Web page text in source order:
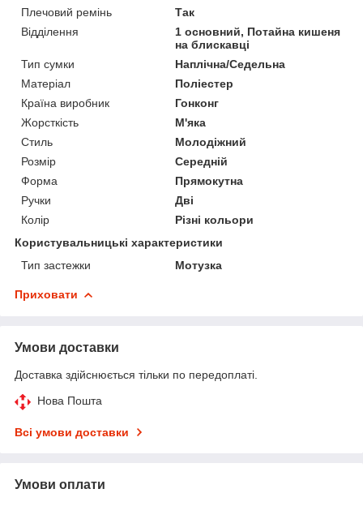
Плечовий ремінь
Так
Відділення
1 основний, Потайна кишеня
на блискавці
Тип сумки
Наплічна/Седельна
Матеріал
Поліестер
Країна виробник
Гонконг
Жорсткість
М'яка
Стиль
Молодіжний
Розмір
Середній
Форма
Прямокутна
Ручки
Дві
Колір
Різні кольори
Користувальницькі характеристики
Тип застежки
Мотузка
Приховати
Умови доставки
Доставка здійснюється тільки по передоплаті.
Нова Пошта
Всі умови доставки
Умови оплати